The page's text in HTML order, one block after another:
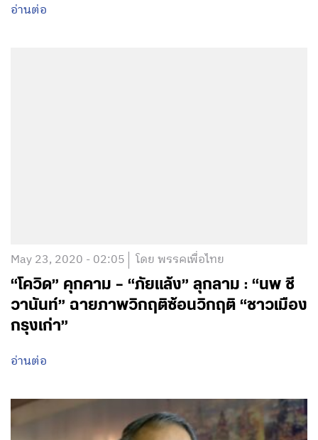
อ่านต่อ
May 23, 2020 - 02:05 โดย พรรคเพื่อไทย
“โควิด” คุกคาม – “ภัยแล้ง” ลุกลาม : “นพ ชี
วานันท์” ฉายภาพวิกฤติซ้อนวิกฤติ “ชาวเมือง
กรุงเก่า”
อ่านต่อ